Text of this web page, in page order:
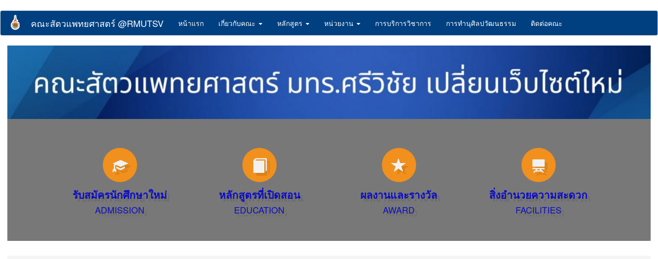
to
main
content
คณะสัตวแพทยศาสตร์ @RMUTSV หน้าแรก เกี่ยวกับคณะ หลักสูตร หน่วยงาน การบริการวิชาการ การทำนุศิลปวัฒนธรรม ติดต่อคณะ
รับสมัครนักศึกษาใหม่
ADMISSION
หลักสูตรที่เปิดสอน
EDUCATION
ผลงานและรางวัล
AWARD
สิ่งอำนวยความสะดวก
FACILITIES